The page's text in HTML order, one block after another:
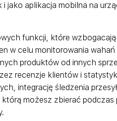
jako aplikacja mobilna na
funkcji, które
w celu monitorowania wahań
produktów od innych
recenzje klientów i
integrację śledzenia
możesz zbierać podczas